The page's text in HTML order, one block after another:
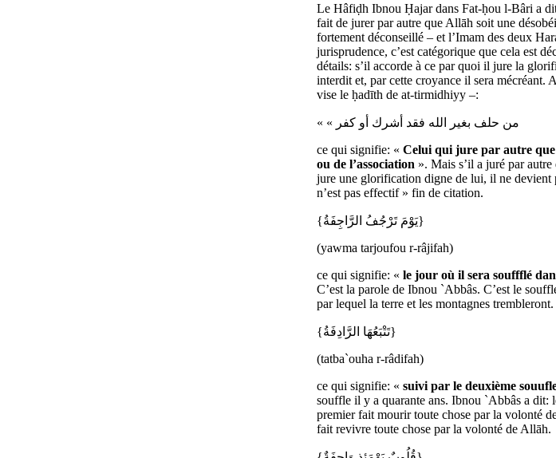
Le Hâfiḍh Ibnou Ḥajar dans Fat-ḥou l-Bâri a
fait de jurer par autre que Allāh soit une
fortement déconseillé – et l’Imam des deux
jurisprudence, c’est catégorique que cela est
détails: s’il accorde à ce par quoi il jure la
interdit et, par cette croyance il sera mécréant.
vise le ḥadīth de at-tirmidhiyy –:
« من حلف بغير ‫الله ‫‫فقد أشرك ‫أو ‫كفر »
ce qui signifie: « Celui qui jure par autre
ou de l’association ». Mais s’il a juré par
jure une glorification digne de lui, il ne devient
n’est pas effectif » fin de citation.
{يَوْمَ تَرْجُفُ الرَّاجِفَةُ}
(yawma tarjoufou r-râjifah)
ce qui signifie: « le jour où il sera souffflé
C’est la parole de Ibnou `Abbâs. C’est le
par lequel la terre et les montagnes trembleront.
{تَتْبَعُهَا الرَّادِفَةُ}
(tatba`ouha r-râdifah)
ce qui signifie: « suivi par le deuxième
souffle il y a quarante ans. Ibnou `Abbâs a dit:
premier fait mourir toute chose par la volonté
fait revivre toute chose par la volonté de Allāh.